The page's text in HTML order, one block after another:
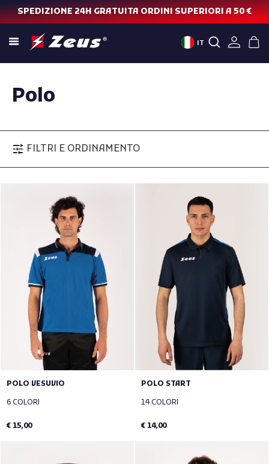
SPEDIZIONE 24H GRATUITA ORDINI SUPERIORI A 50 €
IT
Polo
FILTRI E ORDINAMENTO
POLO VESUVIO
6 COLORI
€ 15,00
POLO START
14 COLORI
€ 14,00